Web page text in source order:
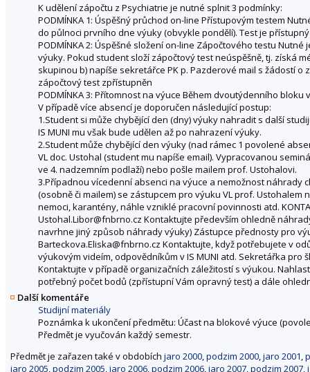
K udělení zápočtu z Psychiatrie je nutné splnit 3 podmínky:
PODMÍNKA 1: Úspěšný průchod on-line Přístupovým testem
do půlnoci prvního dne výuky (obvykle pondělí). Test je
PODMÍNKA 2: Úspěšné složení on-line Zápočtového testu
výuky. Pokud student složí zápočtový test neúspěšně, tj. získá
skupinou b) napíše sekretářce PK p. Pazderové mail s žádostí
zápočtový test zpřístupněn
PODMÍNKA 3: Přítomnost na výuce Během dvoutýdenního bloku
V případě více absencí je doporučen následující postup:
1.Student si může chybějící den (dny) výuky nahradit s další
IS MUNI mu však bude udělen až po nahrazení výuky.
2.Student může chybějící den výuky (nad rámec 1 povolené
VL doc. Ustohal (student mu napíše email). Vypracovanou
ve 4. nadzemním podlaží) nebo pošle mailem prof. Ustohalovi.
3.Případnou vícedenní absenci na výuce a nemožnost
(osobně či mailem) se zástupcem pro výuku VL prof.
nemoci, karantény, náhle vzniklé pracovní povinnosti atd.
Ustohal.Libor@fnbrno.cz Kontaktujte především ohledně
navrhne jiný způsob náhrady výuky) Zástupce přednosty pro
Barteckova.Eliska@fnbrno.cz Kontaktujte, když potřebujete v
výukovým videím, odpovědníkům v IS MUNI atd. Sekretářka pro
Kontaktujte v případě organizačních záležitostí s výukou.
potřebný počet bodů (zpřístupní Vám opravný test) a dále
Další komentáře
Studijní materiály
Poznámka k ukončení předmětu: Účast na blokové výuce
Předmět je vyučován každý semestr.
Předmět je zařazen také v obdobích jaro 2000,podzim 2000,jaro 2001,
jaro 2005,podzim 2005,jaro 2006,podzim 2006,jaro 2007,podzim 2007,